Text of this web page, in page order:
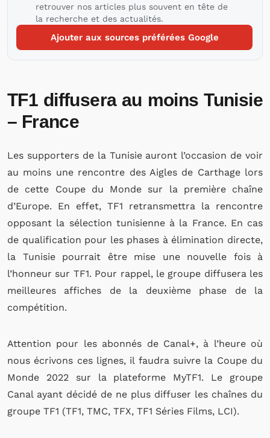
retrouver nos articles plus souvent en tête de
la recherche et des actualités.
Ajouter aux sources préférées Google
TF1 diffusera au moins Tunisie
– France
Les supporters de la Tunisie auront l’occasion de voir
au moins une rencontre des Aigles de Carthage lors
de cette Coupe du Monde sur la première chaîne
d’Europe. En effet, TF1 retransmettra la rencontre
opposant la sélection tunisienne à la France. En cas
de qualification pour les phases à élimination directe,
la Tunisie pourrait être mise une nouvelle fois à
l’honneur sur TF1. Pour rappel, le groupe diffusera les
meilleures affiches de la deuxième phase de la
compétition.
Attention pour les abonnés de Canal+, à l’heure où
nous écrivons ces lignes, il faudra suivre la Coupe du
Monde 2022 sur la plateforme MyTF1. Le groupe
Canal ayant décidé de ne plus diffuser les chaînes du
groupe TF1 (TF1, TMC, TFX, TF1 Séries Films, LCI).